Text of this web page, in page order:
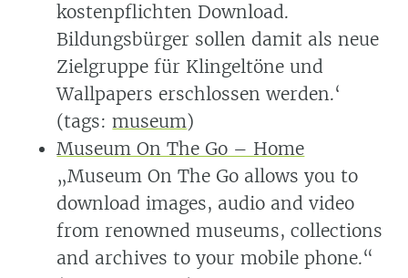
kostenpflichten Download.
Bildungsbürger sollen damit als neue
Zielgruppe für Klingeltöne und
Wallpapers erschlossen werden.‘
(tags:museum)
Museum On The Go – Home
„Museum On The Go allows you to
download images, audio and video
from renowned museums, collections
and archives to your mobile phone.“